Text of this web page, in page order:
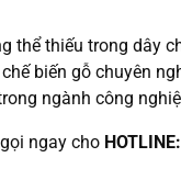
thể thiếu trong dây
biến gỗ chuyên
ngành công
ngay cho